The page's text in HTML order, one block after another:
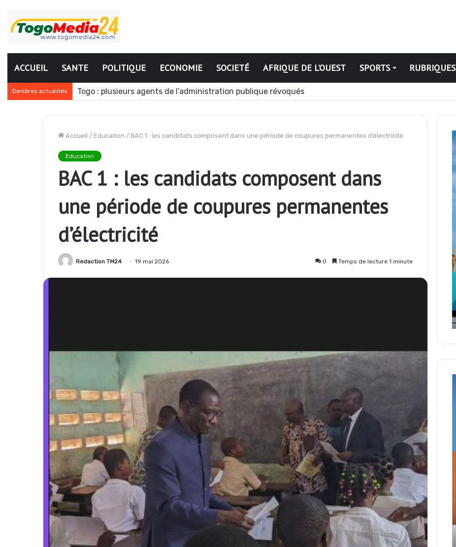
ACCUEIL SANTE POLITIQUE ECONOMIE SOCIETÉ AFRIQUE DE L’OUEST SPORTS RUBRIQUES
Denières actualités Togo : Énergies renouvelables, les médias appelés à devenir des acteurs du changement
Accueil / Education / BAC 1 : les candidats composent dans une période de coupures permanentes d’électricité
Education
BAC 1 : les candidats composent dans
une période de coupures permanentes
d’électricité
Redaction TM24 19 mai 2026 0 Temps de lecture 1 minute